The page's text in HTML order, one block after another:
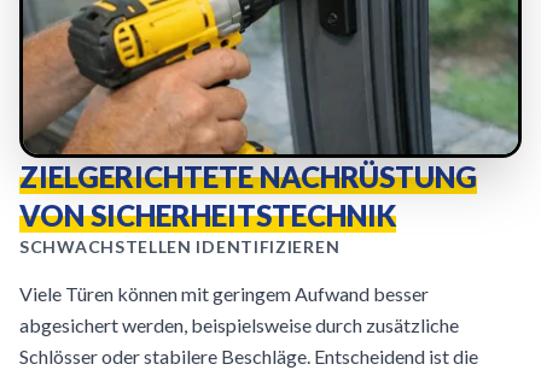
ZIELGERICHTETE NACHRÜSTUNG
VON SICHERHEITSTECHNIK
SCHWACHSTELLEN IDENTIFIZIEREN
Viele Türen können mit geringem Aufwand besser
abgesichert werden, beispielsweise durch zusätzliche
Schlösser oder stabilere Beschläge. Entscheidend ist die